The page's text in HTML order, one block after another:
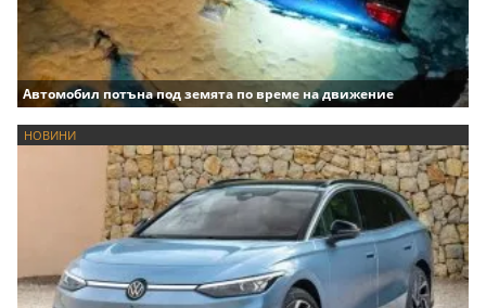
Автомобил потъна под земята по време на движение
НОВИНИ